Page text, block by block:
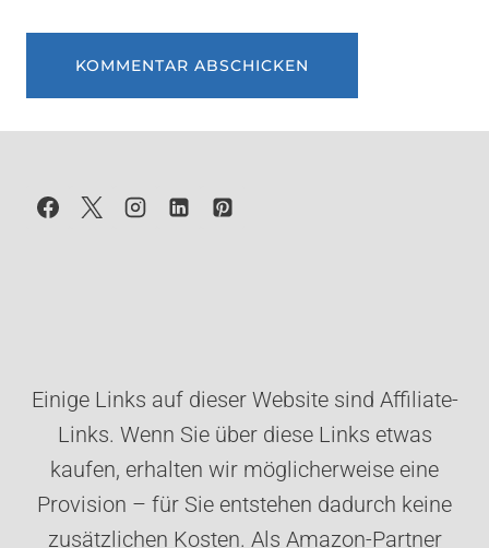
Einige Links auf dieser Website sind Affiliate-
Links. Wenn Sie über diese Links etwas
kaufen, erhalten wir möglicherweise eine
Provision – für Sie entstehen dadurch keine
zusätzlichen Kosten. Als Amazon-Partner